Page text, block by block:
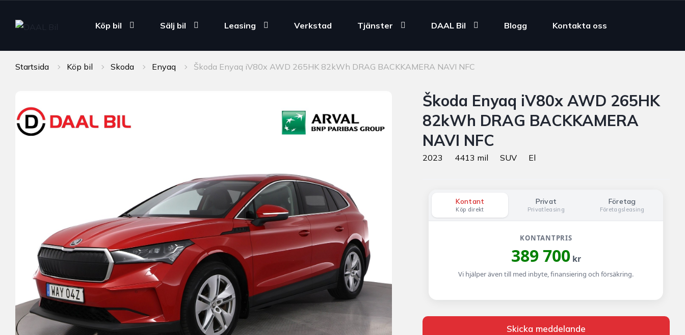
Köp bil Sälj bil Leasing Verkstad Tjänster DAAL Bil Blogg Kontakta oss
Startsida Köp bil Skoda Enyaq Škoda Enyaq iV80x AWD 265HK 82kWh DRAG BACKKAMERA NAVI NFC
Škoda Enyaq iV80x AWD 265HK
82kWh DRAG BACKKAMERA
NAVI NFC
2023 4413 mil SUV El
Kontant
Köp direkt
Privat
Privatleasing
Företag
Företagsleasing
KONTANTPRIS
389 700 kr
Vi hjälper även till med inbyte, finansiering och försäkring.
Skicka meddelande